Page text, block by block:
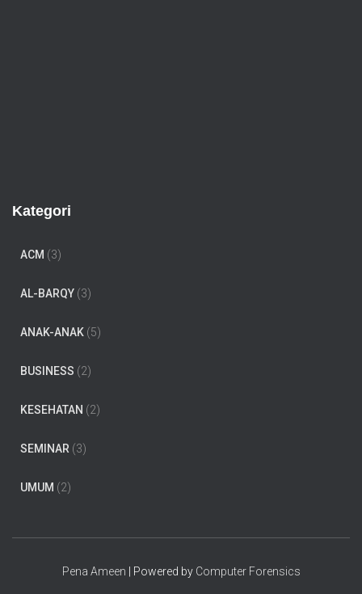
Kategori
ACM (3)
AL-BARQY (3)
ANAK-ANAK (5)
BUSINESS (2)
KESEHATAN (2)
SEMINAR (3)
UMUM (2)
Pena Ameen | Powered by Computer Forensics